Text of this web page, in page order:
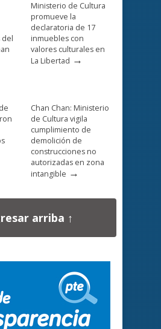
del
Ministerio de Cultura
promueve la
declaratoria de 17
inmuebles con
valores culturales en
La Libertad →
Chan Chan: Ministerio
de Cultura vigila
cumplimiento de
demolición de
construcciones no
autorizadas en zona
intangible →
arriba ↑